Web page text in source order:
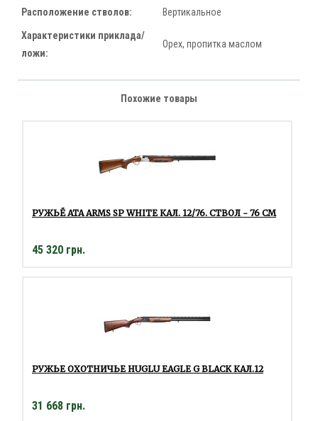
Расположение стволов: Вертикальное
Характеристики приклада/
ложи:
Орех, пропитка маслом
Похожие товары
РУЖЬЁ ATA ARMS SP WHITE КАЛ. 12/76. СТВОЛ - 76 СМ
45 320 грн.
РУЖЬЕ ОХОТНИЧЬЕ HUGLU EAGLE G BLACK КАЛ.12
31 668 грн.